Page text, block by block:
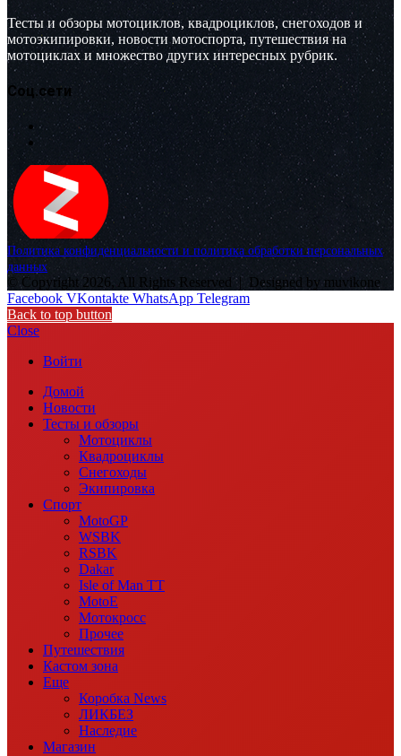
Тесты и обзоры мотоциклов, квадроциклов, снегоходов и
мотоэкипировки, новости мотоспорта, путешествия на
мотоциклах и множество других интересных рубрик.
Соц.сети
Политика конфиденциальности и политика обработки персональных
данных
© Copyright 2026, All Rights Reserved | Designed by muvikone
Facebook VKontakte WhatsApp Telegram
Back to top button
Close
Войти
Домой
Новости
Тесты и обзоры
Мотоциклы
Квадроциклы
Снегоходы
Экипировка
Спорт
MotoGP
WSBK
RSBK
Dakar
Isle of Man TT
MotoE
Мотокросс
Прочее
Путешествия
Кастом зона
Еще
Коробка News
ЛИКБЕЗ
Наследие
Магазин